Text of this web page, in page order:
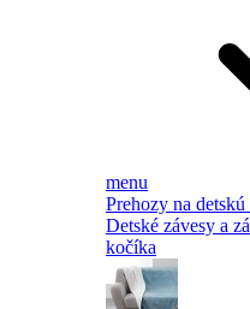
menu
Prehozy na
Detské závesy a
kočíka